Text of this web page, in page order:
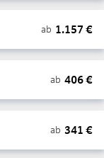
ab 1.157 €
ab 406€
ab 341 €